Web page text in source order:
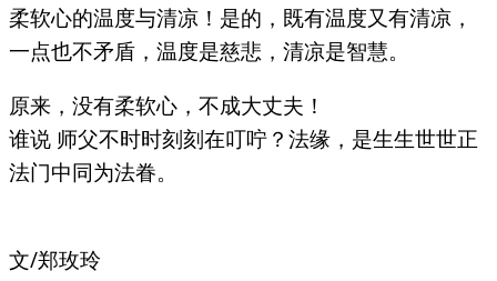
柔软心的温度与清凉！是的，既有温度又有清凉，
一点也不矛盾，温度是慈悲，清凉是智慧。
原来，没有柔软心，不成大丈夫！
谁说 师父不时时刻刻在叮咛？法缘，是生生世世正
法门中同为法眷。
文/郑玫玲